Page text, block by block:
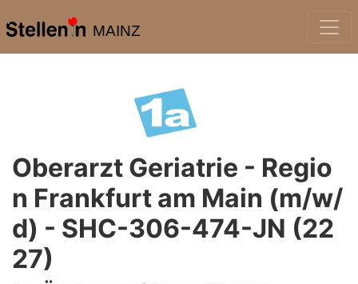
MAINZ
Oberarzt Geriatrie - Regio
n Frankfurt am Main (m/w/
d) - SHC-306-474-JN (22
27)